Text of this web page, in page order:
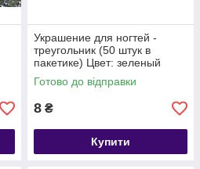
Украшение для ногтей -
треугольник (50 штук в
пакетике) Цвет: зеленый
Готово до відправки
8 ₴
Купити